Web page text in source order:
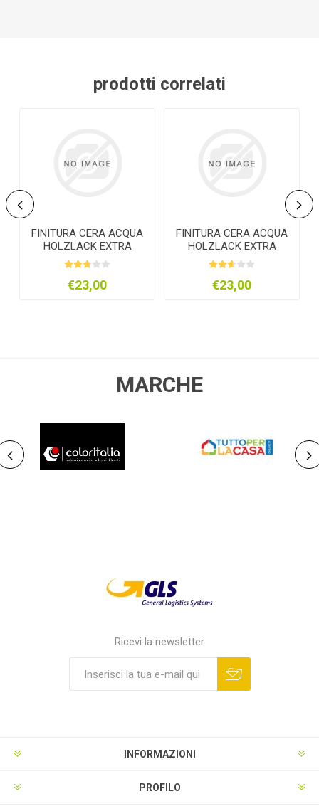
prodotti correlati
FINITURA CERA ACQUA
HOLZLACK EXTRA
LT.0,750 LUCIDA
€23,00
FINITURA CERA ACQUA
HOLZLACK EXTRA
LT.0,750 SATINATA
€23,00
MARCHE
Ricevi la newsletter
INFORMAZIONI
PROFILO